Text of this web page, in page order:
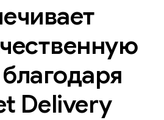
Delivery